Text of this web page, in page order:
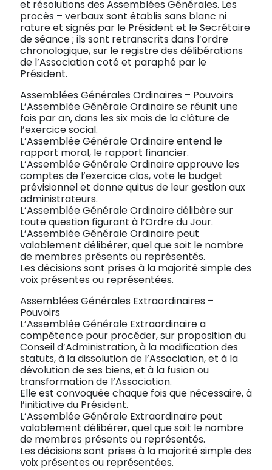
et résolutions des Assemblées Générales. Les
procès – verbaux sont établis sans blanc ni
rature et signés par le Président et le Secrétaire
de séance ; ils sont retranscrits dans l’ordre
chronologique, sur le registre des délibérations
de l’Association coté et paraphé par le
Président.
Assemblées Générales Ordinaires – Pouvoirs
L’Assemblée Générale Ordinaire se réunit une
fois par an, dans les six mois de la clôture de
l’exercice social.
L’Assemblée Générale Ordinaire entend le
rapport moral, le rapport financier.
L’Assemblée Générale Ordinaire approuve les
comptes de l’exercice clos, vote le budget
prévisionnel et donne quitus de leur gestion aux
administrateurs.
L’Assemblée Générale Ordinaire délibère sur
toute question figurant à l’Ordre du Jour.
L’Assemblée Générale Ordinaire peut
valablement délibérer, quel que soit le nombre
de membres présents ou représentés.
Les décisions sont prises à la majorité simple des
voix présentes ou représentées.
Assemblées Générales Extraordinaires –
Pouvoirs
L’Assemblée Générale Extraordinaire a
compétence pour procéder, sur proposition du
Conseil d’Administration, à la modification des
statuts, à la dissolution de l’Association, et à la
dévolution de ses biens, et à la fusion ou
transformation de l’Association.
Elle est convoquée chaque fois que nécessaire, à
l’initiative du Président.
L’Assemblée Générale Extraordinaire peut
valablement délibérer, quel que soit le nombre
de membres présents ou représentés.
Les décisions sont prises à la majorité simple des
voix présentes ou représentées.